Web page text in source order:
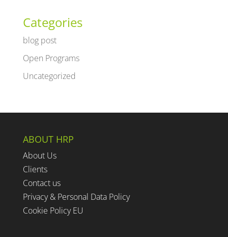
Categories
blog post
Open Programs
Uncategorized
ABOUT HRP
About Us
Clients
Contact us
Privacy & Personal Data Policy
Cookie Policy EU